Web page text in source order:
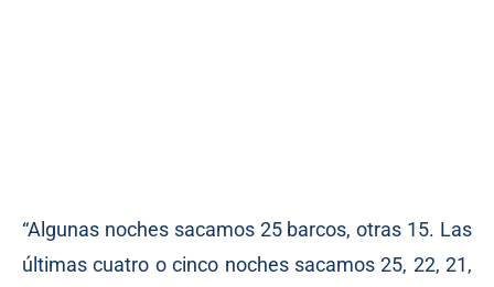
“Algunas noches sacamos 25 barcos, otras 15. Las
últimas cuatro o cinco noches sacamos 25, 22, 21,